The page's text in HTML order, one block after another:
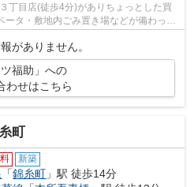
丁目店(徒歩4分)がありちょっとした買
ータ・敷地内ごみ置き場などが備わって
の...
がありません。
ツ福助」への
わせはこちら
町
新築
「錦糸町 」駅 徒歩14分